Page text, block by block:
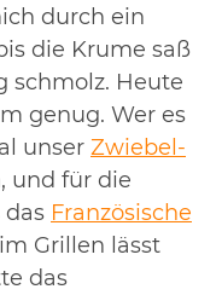
durch ein
die Krume saß
schmolz. Heute
genug. Wer es
unser Zwiebel-
und für die
das Französische
Grillen lässt
das